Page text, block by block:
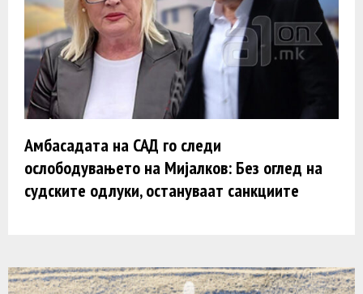
Амбасадата на САД го следи
ослободувањето на Мијалков: Без оглед на
судските одлуки, остануваат санкциите